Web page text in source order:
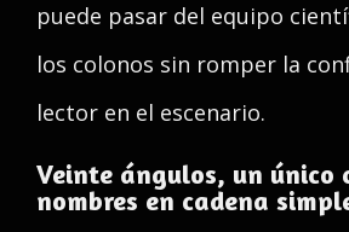
puede pasar del equipo
los colonos sin romper la
lector en el escenario.
Veinte ángulos, un único
nombres en cadena